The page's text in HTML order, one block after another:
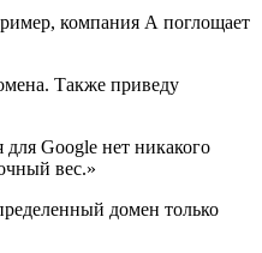
компания А поглощает
Также приведу
Google нет никакого
вес.»
домен только